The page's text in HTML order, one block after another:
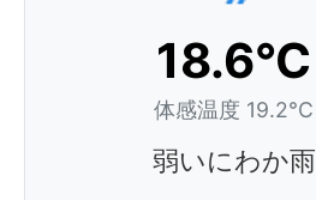
18.6°C
体感温度 19.2°C
弱いにわか雨